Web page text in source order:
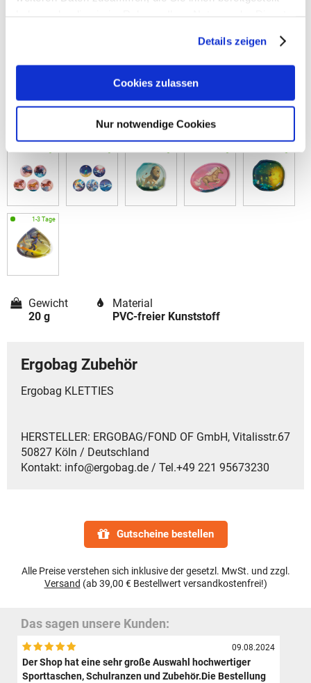
Details zeigen
Cookies zulassen
Nur notwendige Cookies
Gewicht
20 g
Material
PVC-freier Kunststoff
Ergobag Zubehör
Ergobag KLETTIES
HERSTELLER: ERGOBAG/FOND OF GmbH, Vitalisstr.67
50827 Köln / Deutschland
Kontakt: info@ergobag.de / Tel.+49 221 95673230
Gutscheine bestellen
Alle Preise verstehen sich inklusive der gesetzl. MwSt. und zzgl.
Versand (ab 39,00 € Bestellwert versandkostenfrei!)
Das sagen unsere Kunden:
09.08.2024
Der Shop hat eine sehr große Auswahl hochwertiger
Sporttaschen, Schulranzen und Zubehör.Die Bestellung